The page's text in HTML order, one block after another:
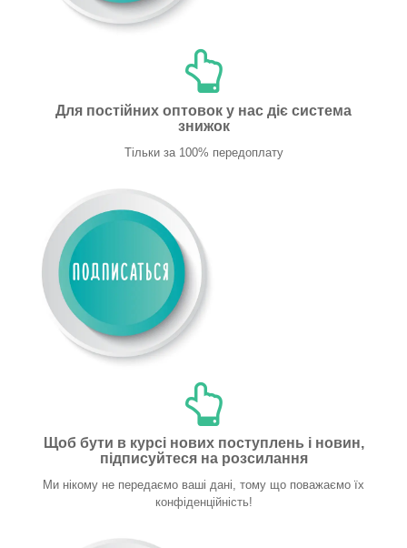
Для постійних оптовок у нас діє система
знижок
Тільки за 100% передоплату
Щоб бути в курсі нових поступлень і новин,
підписуйтеся на розсилання
Ми нікому не передаємо ваші дані, тому що поважаємо їх
конфіденційність!